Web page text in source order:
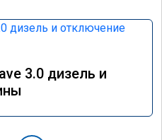
3.0 дизель и